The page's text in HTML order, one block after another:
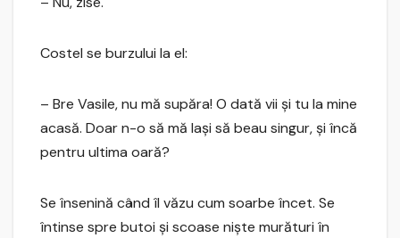
Costel se burzului la el:
– Bre Vasile, nu mă supăra! O dată vii şi tu la mine
acasă. Doar n-o să mă laşi să beau singur, şi încă
pentru ultima oară?
Se însenină când îl văzu cum soarbe încet. Se
întinse spre butoi şi scoase nişte murături în